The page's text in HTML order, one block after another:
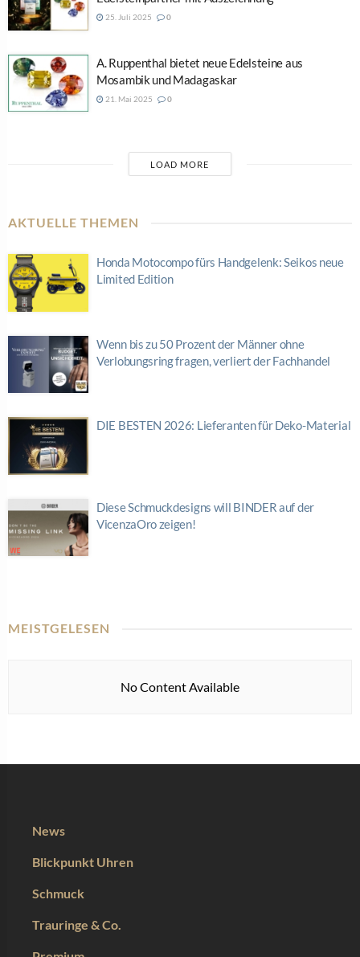
25. Juli 2025 0
A. Ruppenthal bietet neue Edelsteine aus
Mosambik und Madagaskar
21. Mai 2025 0
LOAD MORE
AKTUELLE THEMEN
Honda Motocompo fürs Handgelenk: Seikos neue
Limited Edition
Wenn bis zu 50 Prozent der Männer ohne
Verlobungsring fragen, verliert der Fachhandel
DIE BESTEN 2026: Lieferanten für Deko-Material
Diese Schmuckdesigns will BINDER auf der
VicenzaOro zeigen!
MEISTGELESEN
No Content Available
News
Blickpunkt Uhren
Schmuck
Trauringe & Co.